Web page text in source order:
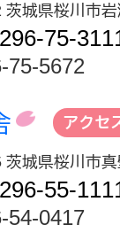
茨城県桜川市
75-
75-5672
アクセ
茨城県桜川市
55-
54-0417